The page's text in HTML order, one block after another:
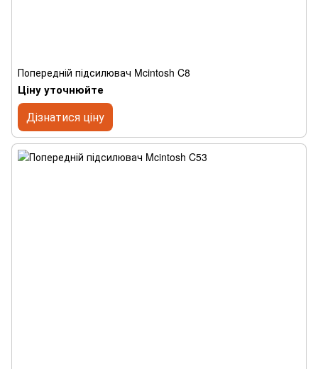
Попередній підсилювач Mcintosh C8
Ціну уточнюйте
Дізнатися ціну